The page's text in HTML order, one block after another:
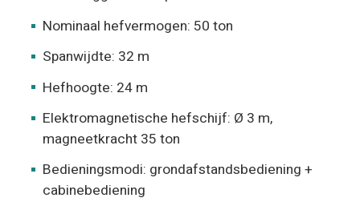
Nominaal hefvermogen: 50 ton
Spanwijdte: 32 m
Hefhoogte: 24 m
Elektromagnetische hefschijf: Ø 3 m,
magneetkracht 35 ton
Bedieningsmodi: grondafstandsbediening +
cabinebediening